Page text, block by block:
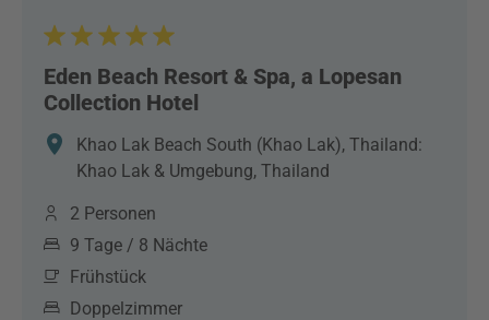
Eden Beach Resort & Spa, a Lopesan
Collection Hotel
Khao Lak Beach South (Khao Lak), Thailand:
Khao Lak & Umgebung, Thailand
2 Personen
9 Tage / 8 Nächte
Frühstück
Doppelzimmer